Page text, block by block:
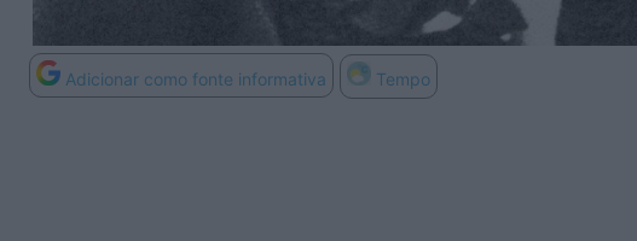
Adicionar como fonte informativa Tempo